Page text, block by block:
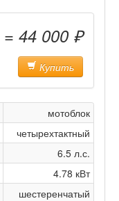
= 44 000 ₽
Купить
мотоблок
четырехтактный
6.5 л.с.
4.78 кВт
шестеренчатый